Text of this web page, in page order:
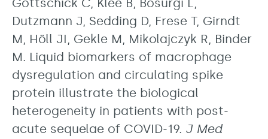
Gottschick C, Klee B, Bosurgi L,
Dutzmann J, Sedding D, Frese T, Girndt
M, Höll JI, Gekle M, Mikolajczyk R, Binder
M. Liquid biomarkers of macrophage
dysregulation and circulating spike
protein illustrate the biological
heterogeneity in patients with post-
acute sequelae of COVID-19. J Med